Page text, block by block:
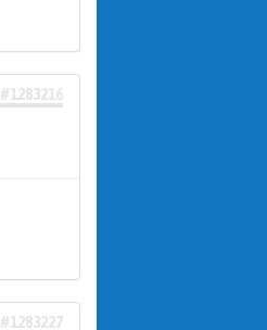
#1283216
#1283227